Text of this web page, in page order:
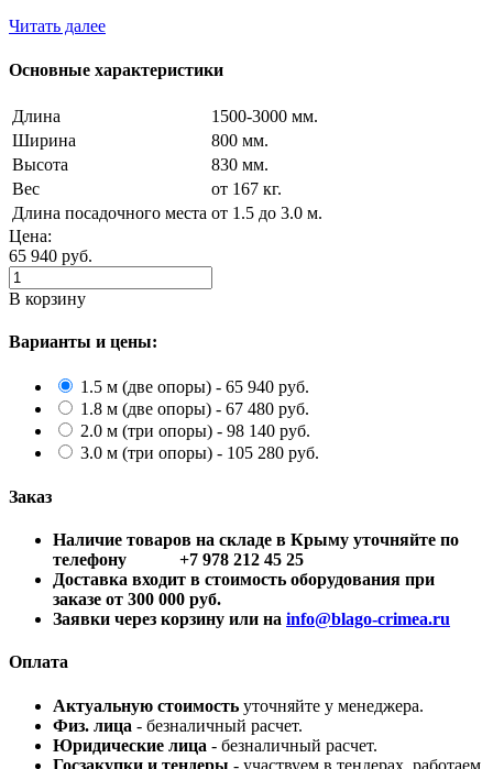
Читать далее
Основные характеристики
Длина
1500-3000 мм.
Ширина
800 мм.
Высота
830 мм.
Вес
от 167 кг.
Длина посадочного места от 1.5 до 3.0 м.
Цена:
65 940 руб.
В корзину
Варианты и цены:
1.5 м (две опоры) - 65 940 руб.
1.8 м (две опоры) - 67 480 руб.
2.0 м (три опоры) - 98 140 руб.
3.0 м (три опоры) - 105 280 руб.
Заказ
Наличие товаров на складе в Крыму уточняйте по
телефону +7 978 212 45 25
Доставка входит в стоимость оборудования при
заказе от 300 000 руб.
Заявки через корзину или на info@blago-crimea.ru
Оплата
Актуальную стоимость уточняйте у менеджера.
Физ. лица - безналичный расчет.
Юридические лица - безналичный расчет.
Госзакупки и тендеры - участвуем в тендерах, работаем